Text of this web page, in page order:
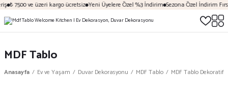
₺ 7500 ve üzeri kargo ücretsiz Yeni Üyelere Özel %3 İndirim Sezona Özel İndirim
MDF Tablo
Anasayfa Ev ve Yaşam Duvar Dekorasyonu MDF Tablo MDF Tablo Dekoratif